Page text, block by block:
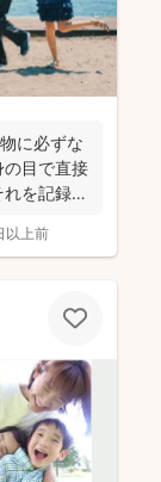
に必ずな
の目で直接
を記録す
以上前